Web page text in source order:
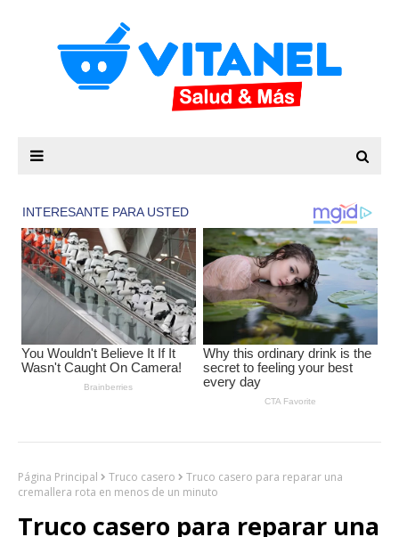
Página Principal Truco casero
Truco casero para reparar una
cremallera rota en menos de un minuto
Truco casero para reparar una